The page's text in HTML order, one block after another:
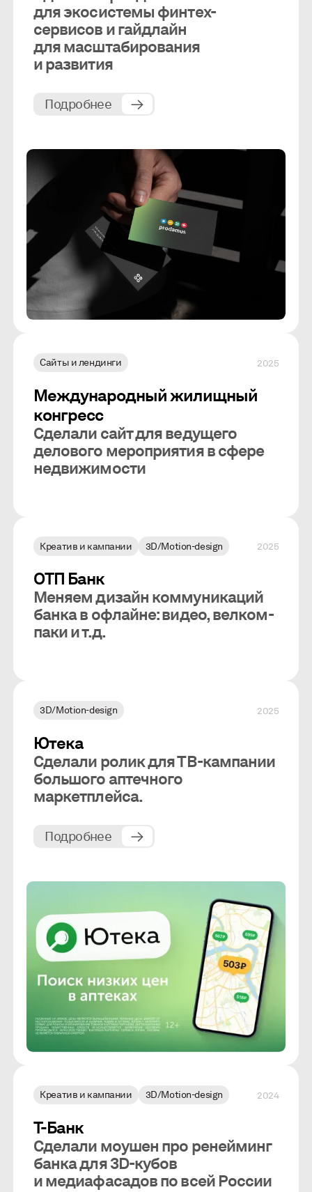
для экосистемы финтех-
сервисов и гайдлайн
для масштабирования
и развития
Подробнее
Сайты и лендинги 2025
Международный жилищный
конгресс
Сделали сайт для ведущего
делового мероприятия в сфере
недвижимости
Креатив и кампании 3D/Motion-design 2025
ОТП Банк
Меняем дизайн коммуникаций
банка в офлайне: видео, велком-
паки и т.д.
3D/Motion-design 2025
Ютека
Сделали ролик для ТВ-кампании
большого аптечного
маркетплейса.
Подробнее
Креатив и кампании 3D/Motion-design 2024
Т-Банк
Сделали моушен про ренейминг
банка для 3D-кубов
и медиафасадов по всей России